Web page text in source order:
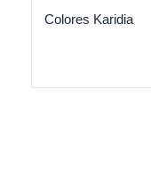
Colores Karidia